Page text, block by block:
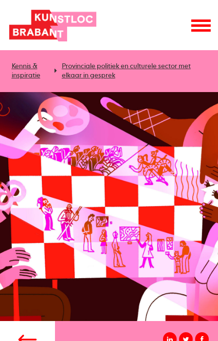
Kennis &
inspiratie
Provinciale politiek en culturele sector met
elkaar in gesprek